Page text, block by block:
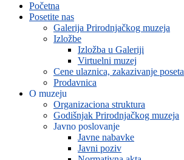
Početna
Posetite nas
Galerija Prirodnjačkog muzeja
Izložbe
Izložba u Galeriji
Virtuelni muzej
Cene ulaznica, zakazivanje poseta
Prodavnica
O muzeju
Organizaciona struktura
Godišnjak Prirodnjačkog muzeja
Javno poslovanje
Javne nabavke
Javni poziv